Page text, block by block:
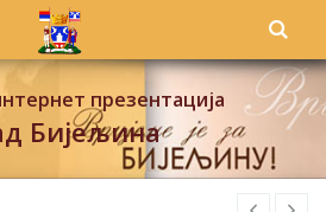
презентација
Бијељина